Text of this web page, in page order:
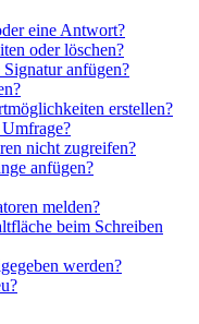
eine Antwort?
oder löschen?
anfügen?
erstellen?
nicht zugreifen?
anfügen?
melden?
beim Schreiben
werden?